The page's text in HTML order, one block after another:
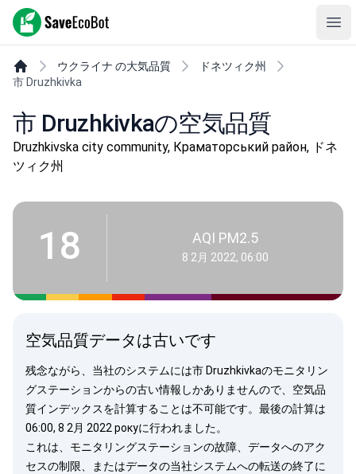
SaveEcoBot
ウクライナ の大気品質
ドネツィク州
市 Druzhkivka
市 Druzhkivkaの空気品質
Druzhkivska city community, Краматорський район, ドネ
ツィク州
18 AQI PM2.5
8 2月 2022, 06:00
空気品質データは古いです
残念ながら、当社のシステムには市 Druzhkivkaのモニタリン
グステーションからの古い情報しかありませんので、空気品
質インデックスを計算することは不可能です。最後の計算は
06:00, 8 2月 2022 рокуに行われました。
これは、モニタリングステーションの故障、データへのアク
セスの制限、またはデータの当社システムへの転送の終了に